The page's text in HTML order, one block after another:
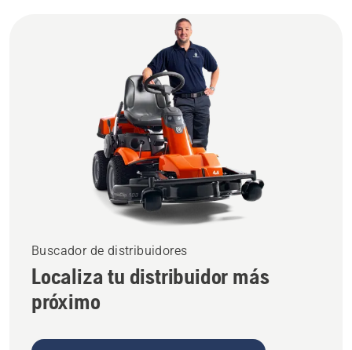
Buscador de distribuidores
Localiza tu distribuidor más
próximo